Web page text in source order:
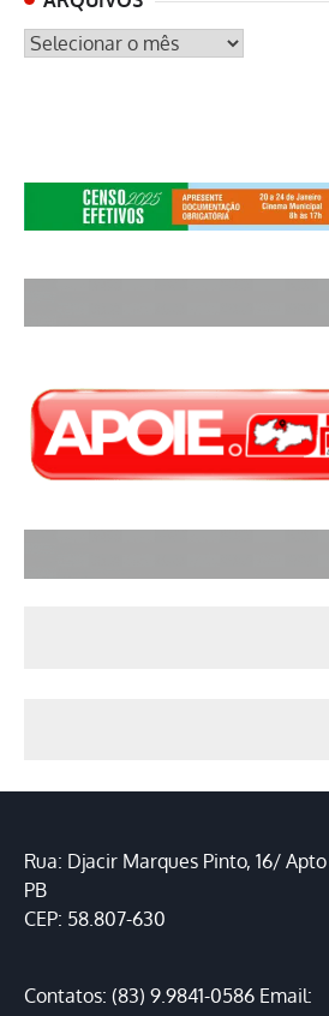
ARQUIVOS
Rua: Djacir Marques Pinto, 16/
PB
CEP: 58.807-630
Contatos: (83) 9.9841-0586 Email: